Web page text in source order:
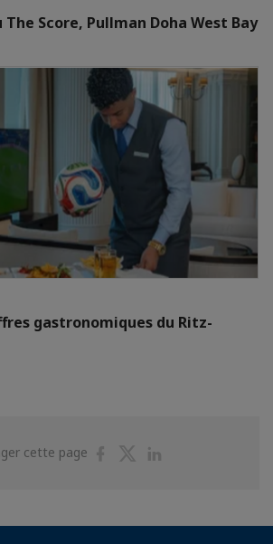
Score, Pullman Doha West Bay
gastronomiques du Ritz-
cette page
PartagerPartager